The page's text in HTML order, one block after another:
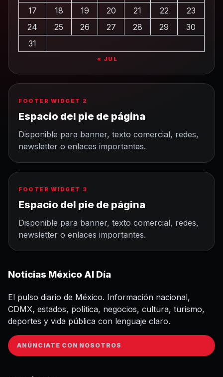
17
18 19 20 21 22
23
24
25 26 27 28 29
30
31
« JUL
FOOTER WIDGET 2
Espacio del pie de página
Disponible para banner, texto comercial, redes,
newsletter o enlaces importantes.
FOOTER WIDGET 3
Espacio del pie de página
Disponible para banner, texto comercial, redes,
newsletter o enlaces importantes.
Noticias México Al Día
El pulso diario de México. Información nacional,
CDMX, estados, política, negocios, cultura, turismo,
deportes y vida pública con lenguaje claro.
ANÚNCIATE CON NOSOTROS